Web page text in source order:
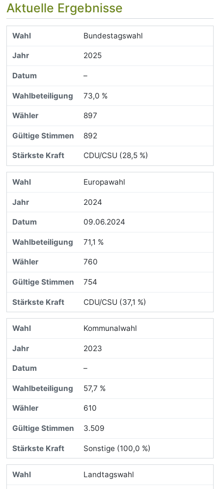
Aktuelle Ergebnisse
Bundestagswahl
2025
–
73,0 %
897
892
CDU/CSU (28,5 %)
Europawahl
2024
09.06.2024
71,1 %
760
754
CDU/CSU (37,1 %)
Kommunalwahl
2023
–
57,7 %
610
3.509
Sonstige (100,0 %)
Landtagswahl